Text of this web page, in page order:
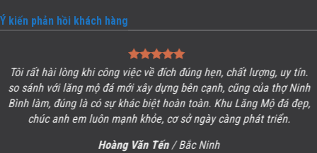
Ý kiến phản hồi khách hàng
Tôi rất hài lòng khi công việc về đích đúng hẹn, chất lượng, uy tín.
so sánh với lăng mộ đá mới xây dựng bên cạnh, cũng của thợ Ninh
Bình làm, đúng là có sự khác biệt hoàn toàn. KhuLăng Mộ đáđẹp,
chúc anh em luôn mạnh khỏe, cơ sở ngày càng phát triển.
Hoàng Văn Tến / Bắc Ninh